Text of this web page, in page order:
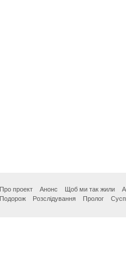
Про проект Анонс Щоб ми так жили
Подорож
Розслідування Пролог